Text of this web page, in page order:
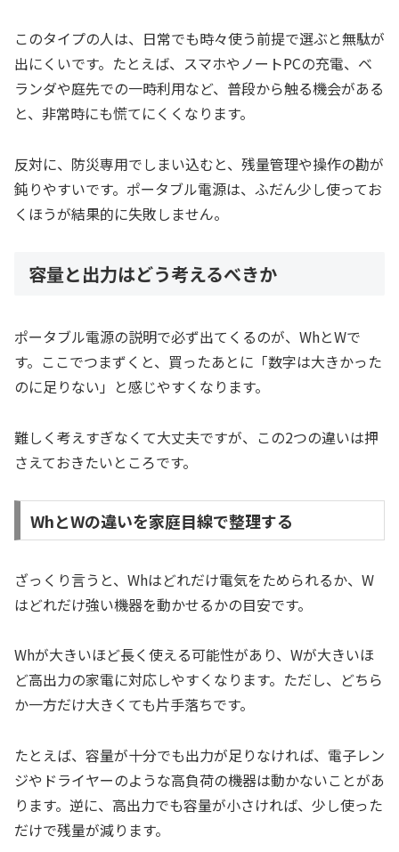
このタイプの人は、日常でも時々使う前提で選ぶと無駄が
出にくいです。たとえば、スマホやノートPCの充電、ベ
ランダや庭先での一時利用など、普段から触る機会がある
と、非常時にも慌てにくくなります。
反対に、防災専用でしまい込むと、残量管理や操作の勘が
鈍りやすいです。ポータブル電源は、ふだん少し使ってお
くほうが結果的に失敗しません。
容量と出力はどう考えるべきか
ポータブル電源の説明で必ず出てくるのが、WhとWで
す。ここでつまずくと、買ったあとに「数字は大きかった
のに足りない」と感じやすくなります。
難しく考えすぎなくて大丈夫ですが、この2つの違いは押
さえておきたいところです。
WhとWの違いを家庭目線で整理する
ざっくり言うと、Whはどれだけ電気をためられるか、W
はどれだけ強い機器を動かせるかの目安です。
Whが大きいほど長く使える可能性があり、Wが大きいほ
ど高出力の家電に対応しやすくなります。ただし、どちら
か一方だけ大きくても片手落ちです。
たとえば、容量が十分でも出力が足りなければ、電子レン
ジやドライヤーのような高負荷の機器は動かないことがあ
ります。逆に、高出力でも容量が小さければ、少し使った
だけで残量が減ります。